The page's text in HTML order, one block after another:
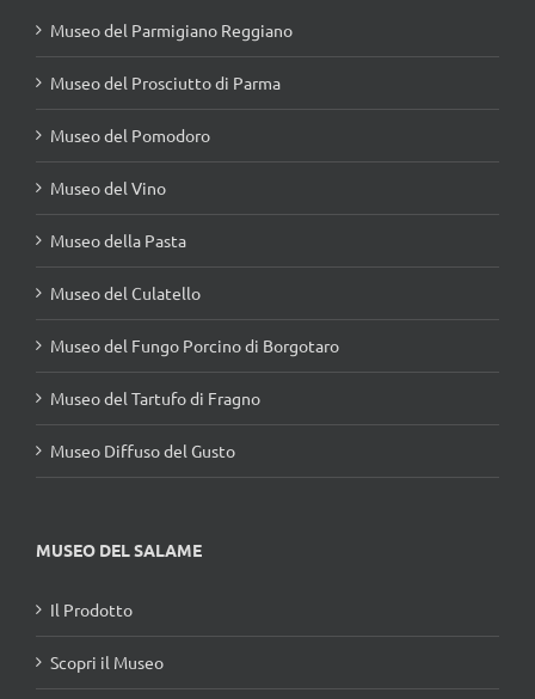
Museo del Parmigiano Reggiano
Museo del Prosciutto di Parma
Museo del Pomodoro
Museo del Vino
Museo della Pasta
Museo del Culatello
Museo del Fungo Porcino di Borgotaro
Museo del Tartufo di Fragno
Museo Diffuso del Gusto
MUSEO DEL SALAME
Il Prodotto
Scopri il Museo